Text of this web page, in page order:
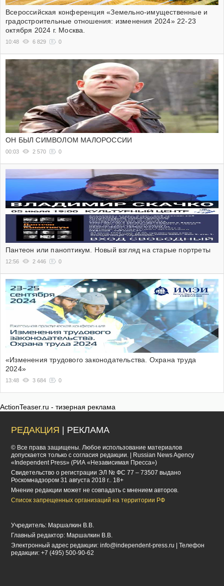
Всероссийская конференция «Земельно-имущественные и
градостроительные отношения: изменения 2024» 22-23
октября 2024 г. Москва.
10:48 6 829 0
ОН БЫЛ СИМВОЛОМ МАЛОРОССИИ
00:03 2 570 0
Пантеон или паноптикум. Новый взгляд на старые портреты
12:56 2 446 0
«Изменения трудового законодательства. Охрана труда
2024»
13:48 3 684 0
ActionTeaser.ru - тизерная реклама
РЕДАКЦИЯ | РЕКЛАМА
© Все права защищены. Любое использование материалов
допускается только с согласия редакции. | Russian News Agency
«Independent Press» (РИА «Независимая Пресса»)
Cвидетельство о регистрации ЭЛ № ФС 77 – 73507 выдано
Роскомнадзором 31 августа 2018 г.. 18+
Мнение редакции может не совпадать с мнением авторов.
Список запрещенных организаций на территории РФ
Учредитель: Маршалкин В.В.
Главный редактор: Маршалкин В.В.
Электронный адрес редакции:info@independent-press.ru
| Телефон
редакции: +7 (495) 500-90-62